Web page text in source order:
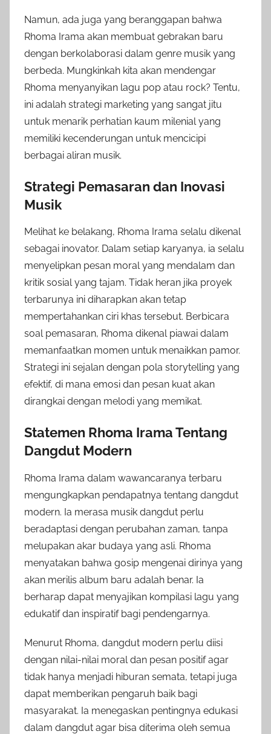
Namun, ada juga yang beranggapan bahwa
Rhoma Irama akan membuat gebrakan baru
dengan berkolaborasi dalam genre musik yang
berbeda. Mungkinkah kita akan mendengar
Rhoma menyanyikan lagu pop atau rock? Tentu,
ini adalah strategi marketing yang sangat jitu
untuk menarik perhatian kaum milenial yang
memiliki kecenderungan untuk mencicipi
berbagai aliran musik.
Strategi Pemasaran dan Inovasi
Musik
Melihat ke belakang, Rhoma Irama selalu dikenal
sebagai inovator. Dalam setiap karyanya, ia selalu
menyelipkan pesan moral yang mendalam dan
kritik sosial yang tajam. Tidak heran jika proyek
terbarunya ini diharapkan akan tetap
mempertahankan ciri khas tersebut. Berbicara
soal pemasaran, Rhoma dikenal piawai dalam
memanfaatkan momen untuk menaikkan pamor.
Strategi ini sejalan dengan pola storytelling yang
efektif, di mana emosi dan pesan kuat akan
dirangkai dengan melodi yang memikat.
Statemen Rhoma Irama Tentang
Dangdut Modern
Rhoma Irama dalam wawancaranya terbaru
mengungkapkan pendapatnya tentang dangdut
modern. Ia merasa musik dangdut perlu
beradaptasi dengan perubahan zaman, tanpa
melupakan akar budaya yang asli. Rhoma
menyatakan bahwa gosip mengenai dirinya yang
akan merilis album baru adalah benar. Ia
berharap dapat menyajikan kompilasi lagu yang
edukatif dan inspiratif bagi pendengarnya.
Menurut Rhoma, dangdut modern perlu diisi
dengan nilai-nilai moral dan pesan positif agar
tidak hanya menjadi hiburan semata, tetapi juga
dapat memberikan pengaruh baik bagi
masyarakat. Ia menegaskan pentingnya edukasi
dalam dangdut agar bisa diterima oleh semua